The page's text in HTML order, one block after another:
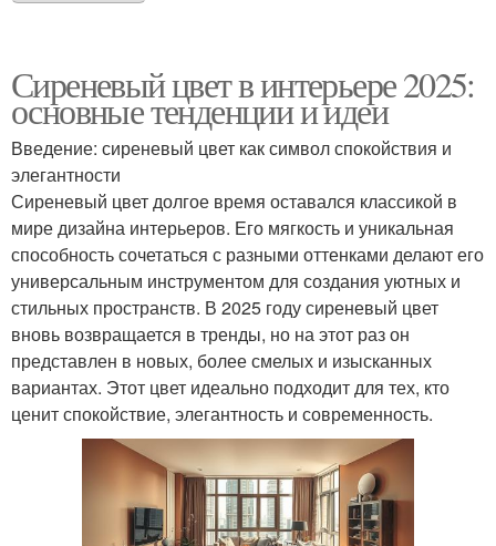
Сиреневый цвет в интерьере 2025:
основные тенденции и идеи
Введение: сиреневый цвет как символ спокойствия и
элегантности
Сиреневый цвет долгое время оставался классикой в
мире дизайна интерьеров. Его мягкость и уникальная
способность сочетаться с разными оттенками делают его
универсальным инструментом для создания уютных и
стильных пространств. В 2025 году сиреневый цвет
вновь возвращается в тренды, но на этот раз он
представлен в новых, более смелых и изысканных
вариантах. Этот цвет идеально подходит для тех, кто
ценит спокойствие, элегантность и современность.